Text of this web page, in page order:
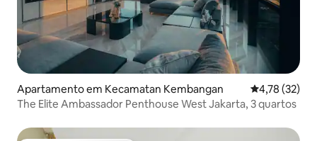
Apartamento em Kecamatan Kembangan Classificação
4,78 (32)
The Elite Ambassador Penthouse West Jakarta, 3 quartos